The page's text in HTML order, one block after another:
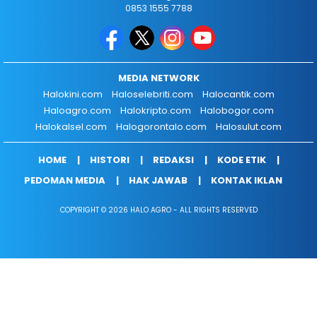
0853 1555 7788
MEDIA NETWORK
Halokini.com
Haloselebriti.com
Halocantik.com
Haloagro.com
Halokripto.com
Halobogor.com
Halokalsel.com
Halogorontalo.com Halosulut.com
HOME HISTORI REDAKSI
KODE ETIK
PEDOMAN MEDIA
HAK JAWAB KONTAK IKLAN
COPYRIGHT © 2026 HALO AGRO - ALL RIGHTS RESERVED